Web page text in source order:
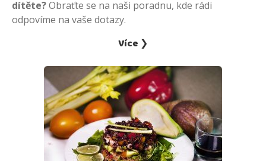
dítěte?Obraťte se na naši poradnu, kde rádi
odpovíme na vaše dotazy.
Více ❯